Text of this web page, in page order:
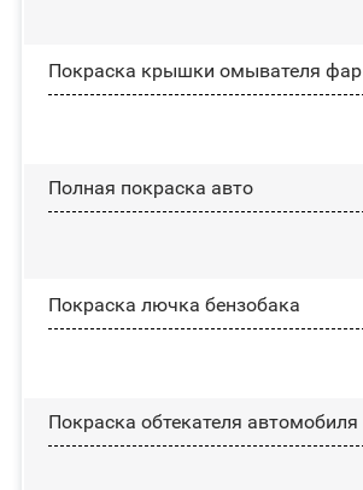
Покраска крышки омывателя фар
Полная покраска авто
Покраска лючка бензобака
Покраска обтекателя автомобиля